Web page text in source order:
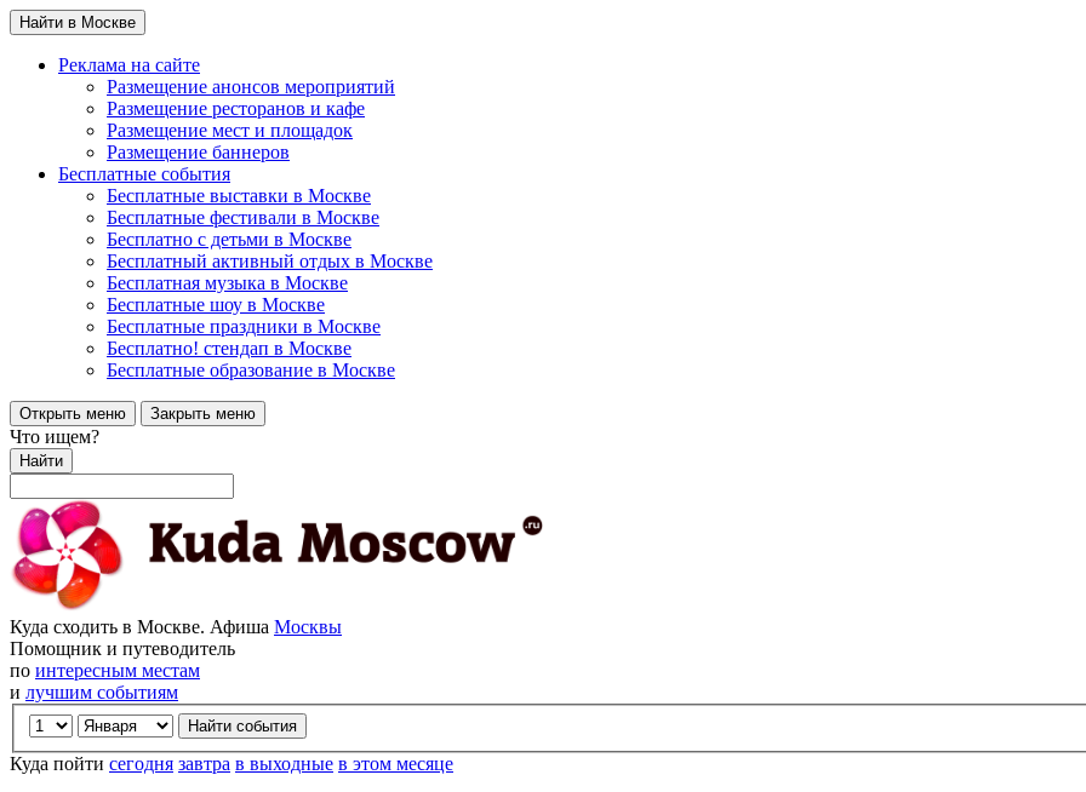
Найти в Москве
Реклама на сайте
Размещение анонсов мероприятий
Размещение ресторанов и кафе
Размещение мест и площадок
Размещение баннеров
Бесплатные события
Бесплатные выставки в Москве
Бесплатные фестивали в Москве
Бесплатно с детьми в Москве
Бесплатный активный отдых в Москве
Бесплатная музыка в Москве
Бесплатные шоу в Москве
Бесплатные праздники в Москве
Бесплатно! стендап в Москве
Бесплатные образование в Москве
Открыть меню Закрыть меню
Что ищем?
Найти
Куда сходить в Москве. Афиша Москвы
Помощник и путеводитель
по интересным местам
и лучшим событиям
Куда пойти сегодня завтра в выходные в этом месяце